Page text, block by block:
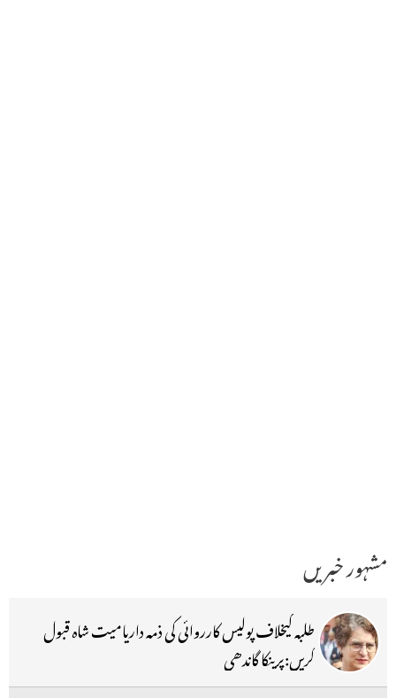
مشہور خبریں
طلبہ کیخلاف پولیس کارروائی کی ذمہ داریامیت شاہ قبول
کریں:پرینکا گاندھی